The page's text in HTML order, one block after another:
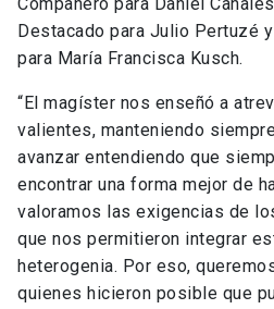
Destacado para Julio Pertuzé
para María Francisca Kusch.
“El magíster nos enseñó a
valientes, manteniendo
avanzar entendiendo que
encontrar una forma mejor de
valoramos las exigencias de
que nos permitieron integrar
heterogenia. Por eso,
quienes hicieron posible que